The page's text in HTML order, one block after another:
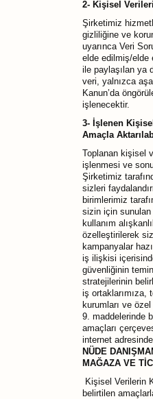
2- Kişisel
Şirketimiz
gizliliğine ve
uyarınca Veri
elde edilmiş/elde
ile paylaşılan ya
veri, yalnızca
Kanun’da
işlenecektir.
3- İşlenen
Amaçla
Toplanan kişisel
işlenmesi ve
Şirketimiz
sizleri
birimlerimiz
sizin için
kullanım
özelleştirilerek
kampanyalar
iş ilişkisi
güvenliğinin
stratejilerinin
iş ortaklarımıza,
kurumları ve
9. maddelerinde
amaçları
internet
NÜDE
MAĞAZA VE
Kişisel Verilerin
belirtilen